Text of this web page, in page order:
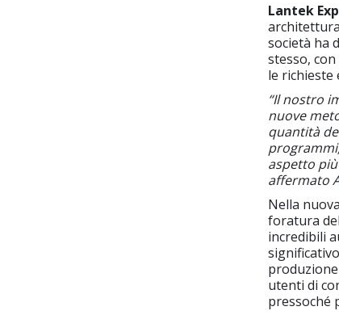
Lantek
società ha
stesso,
le richieste
“Il nostro
nuove
quantità
aspetto
affermato
Nella
foratura
incredibili
utenti di
pressoché